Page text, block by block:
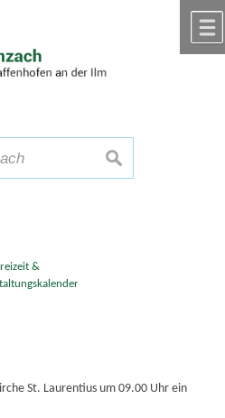
suchen
&
St. Laurentius um 09.00 Uhr ein